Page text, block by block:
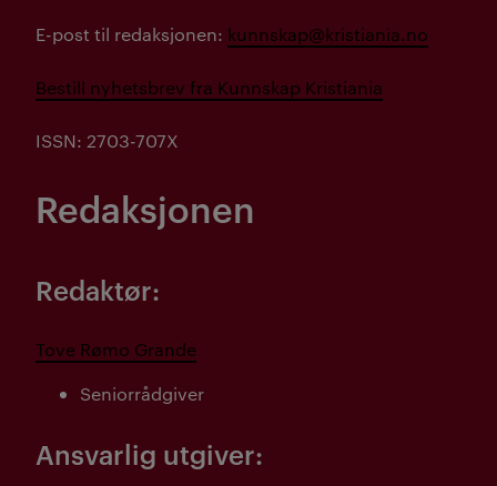
E-post til redaksjonen: kunnskap@kristiania.no
Bestill nyhetsbrev fra Kunnskap Kristiania
ISSN: 2703-707X
Redaksjonen
Redaktør:
Tove Rømo Grande
Seniorrådgiver
Ansvarlig utgiver: